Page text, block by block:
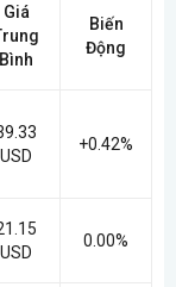
Giá
Bình
Biến
Động
USD
+0.42%
USD
0.00%